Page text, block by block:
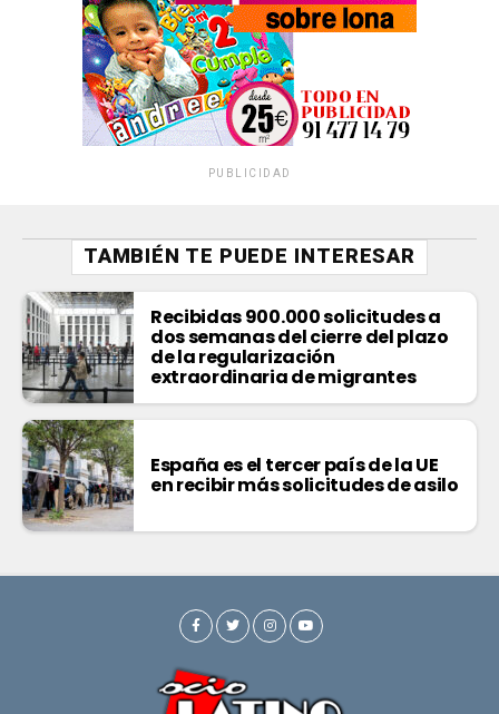
PUBLICIDAD
TAMBIÉN TE PUEDE INTERESAR
Recibidas 900.000 solicitudes a
dos semanas del cierre del plazo
de la regularización
extraordinaria de migrantes
España es el tercer país de la UE
en recibir más solicitudes de asilo